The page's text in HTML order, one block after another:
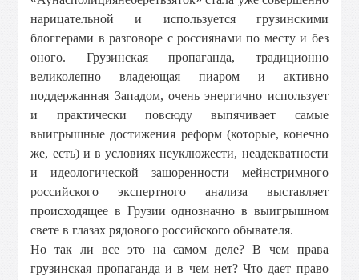
нарицательной и используется грузинскими
блоггерами в разговоре с россиянами по месту и без
оного. Грузинская пропаганда, традиционно
великолепно владеющая пиаром и активно
поддержанная Западом, очень энергично использует
и практически повсюду выпячивает самые
выигрышные достижения реформ (которые, конечно
же, есть) и в условиях неуклюжести, неадекватности
и идеологической зашоренности мейнстримного
российского экспертного анализа выставляет
происходящее в Грузии однозначно в выигрышном
свете в глазах рядового российского обывателя.
Но так ли все это на самом деле? В чем права
грузинская пропаганда и в чем нет? Что дает право